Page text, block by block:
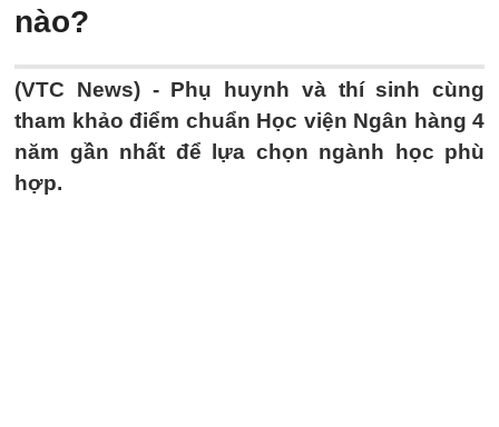
nào?
(VTC News) - Phụ huynh và thí sinh cùng
tham khảo điểm chuẩn Học viện Ngân hàng 4
năm gần nhất để lựa chọn ngành học phù
hợp.